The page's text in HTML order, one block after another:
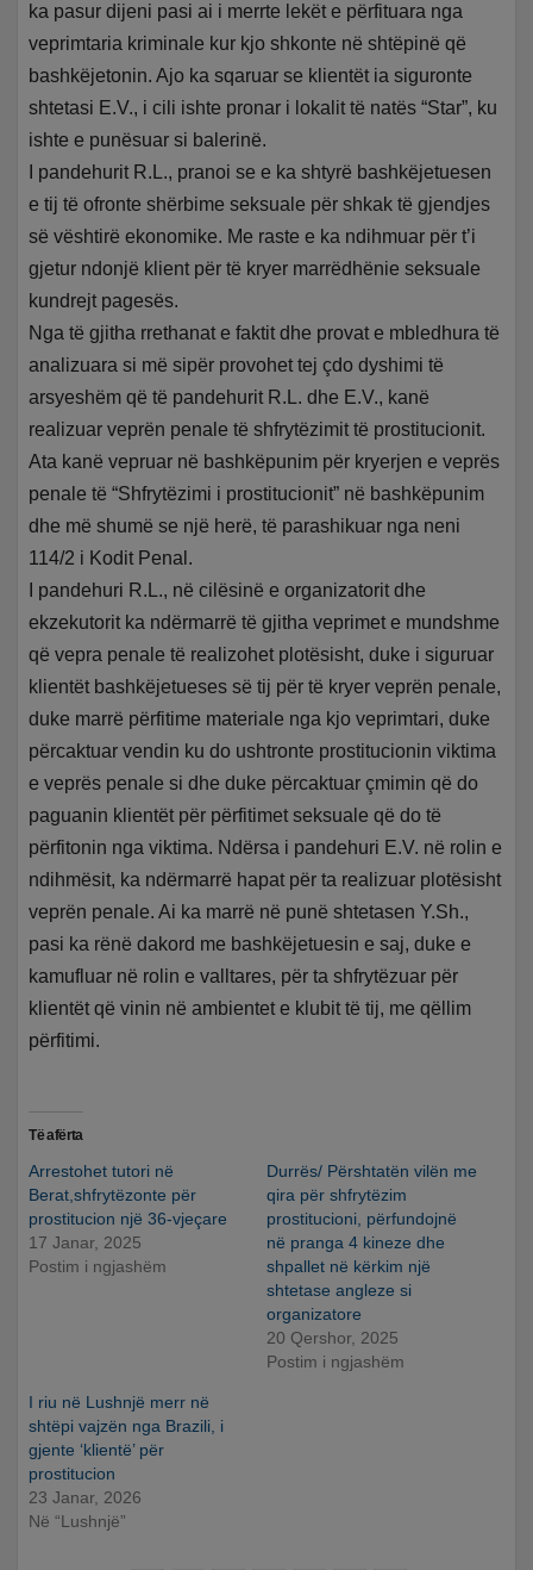
ka pasur dijeni pasi ai i merrte lekët e përfituara nga
veprimtaria kriminale kur kjo shkonte në shtëpinë që
bashkëjetonin. Ajo ka sqaruar se klientët ia siguronte
shtetasi E.V., i cili ishte pronar i lokalit të natës “Star”, ku
ishte e punësuar si balerinë.
I pandehurit R.L., pranoi se e ka shtyrë bashkëjetuesen
e tij të ofronte shërbime seksuale për shkak të gjendjes
së vështirë ekonomike. Me raste e ka ndihmuar për t’i
gjetur ndonjë klient për të kryer marrëdhënie seksuale
kundrejt pagesës.
Nga të gjitha rrethanat e faktit dhe provat e mbledhura të
analizuara si më sipër provohet tej çdo dyshimi të
arsyeshëm që të pandehurit R.L. dhe E.V., kanë
realizuar veprën penale të shfrytëzimit të prostitucionit.
Ata kanë vepruar në bashkëpunim për kryerjen e veprës
penale të “Shfrytëzimi i prostitucionit” në bashkëpunim
dhe më shumë se një herë, të parashikuar nga neni
114/2 i Kodit Penal.
I pandehuri R.L., në cilësinë e organizatorit dhe
ekzekutorit ka ndërmarrë të gjitha veprimet e mundshme
që vepra penale të realizohet plotësisht, duke i siguruar
klientët bashkëjetueses së tij për të kryer veprën penale,
duke marrë përfitime materiale nga kjo veprimtari, duke
përcaktuar vendin ku do ushtronte prostitucionin viktima
e veprës penale si dhe duke përcaktuar çmimin që do
paguanin klientët për përfitimet seksuale që do të
përfitonin nga viktima. Ndërsa i pandehuri E.V. në rolin e
ndihmësit, ka ndërmarrë hapat për ta realizuar plotësisht
veprën penale. Ai ka marrë në punë shtetasen Y.Sh.,
pasi ka rënë dakord me bashkëjetuesin e saj, duke e
kamufluar në rolin e valltares, për ta shfrytëzuar për
klientët që vinin në ambientet e klubit të tij, me qëllim
përfitimi.
Të afërta
Arrestohet tutori në
Berat,shfrytëzonte për
prostitucion një 36-vjeçare
17 Janar, 2025
Postim i ngjashëm
Durrës/ Përshtatën vilën me
qira për shfrytëzim
prostitucioni, përfundojnë
në pranga 4 kineze dhe
shpallet në kërkim një
shtetase angleze si
organizatore
20 Qershor, 2025
Postim i ngjashëm
I riu në Lushnjë merr në
shtëpi vajzën nga Brazili, i
gjente ‘klientë’ për
prostitucion
23 Janar, 2026
Në “Lushnjë”